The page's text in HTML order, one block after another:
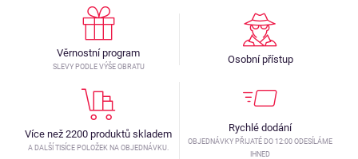
Věrnostní program
SLEVY PODLE VÝŠE OBRATU
Osobní přístup
Více než 2200 produktů skladem
A DALŠÍ TISÍCE POLOŽEK NA OBJEDNÁVKU.
Rychlé dodání
OBJEDNÁVKY PŘIJATÉ DO 12:00 ODESÍLÁME
IHNED